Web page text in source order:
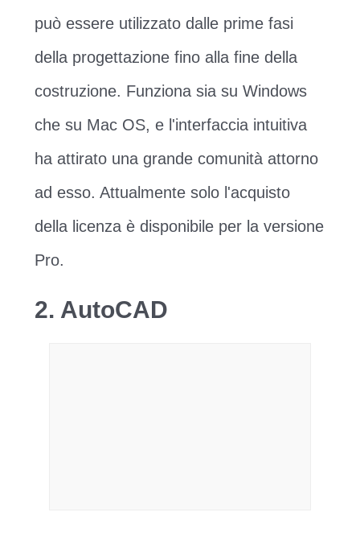
può essere utilizzato dalle prime fasi
della progettazione fino alla fine della
costruzione. Funziona sia su Windows
che su Mac OS, e l'interfaccia intuitiva
ha attirato una grande comunità attorno
ad esso. Attualmente solo l'acquisto
della licenza è disponibile per la versione
Pro.
2. AutoCAD